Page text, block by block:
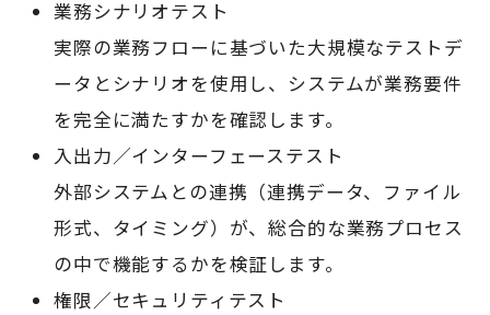
業務シナリオテスト
実際の業務フローに基づいた大規模なテストデ
ータとシナリオを使用し、システムが業務要件
を完全に満たすかを確認します。
入出力／インターフェーステスト
外部システムとの連携（連携データ、ファイル
形式、タイミング）が、総合的な業務プロセス
の中で機能するかを検証します。
権限／セキュリティテスト